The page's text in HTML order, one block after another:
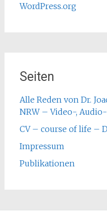
WordPress.org
Seiten
Alle Reden von Dr.
NRW – Video-,
CV – course of life –
Impressum
Publikationen